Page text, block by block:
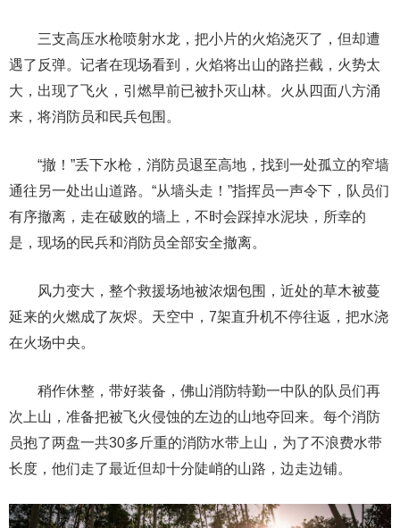
三支高压水枪喷射水龙，把小片的火焰浇灭了，但却遭
遇了反弹。记者在现场看到，火焰将出山的路拦截，火势太
大，出现了飞火，引燃早前已被扑灭山林。火从四面八方涌
来，将消防员和民兵包围。
“撤！”丢下水枪，消防员退至高地，找到一处孤立的窄墙
通往另一处出山道路。“从墙头走！”指挥员一声令下，队员们
有序撤离，走在破败的墙上，不时会踩掉水泥块，所幸的
是，现场的民兵和消防员全部安全撤离。
风力变大，整个救援场地被浓烟包围，近处的草木被蔓
延来的火燃成了灰烬。天空中，7架直升机不停往返，把水浇
在火场中央。
稍作休整，带好装备，佛山消防特勤一中队的队员们再
次上山，准备把被飞火侵蚀的左边的山地夺回来。每个消防
员抱了两盘一共30多斤重的消防水带上山，为了不浪费水带
长度，他们走了最近但却十分陡峭的山路，边走边铺。